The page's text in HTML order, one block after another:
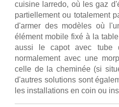
cuisine larredo, où les gaz
partiellement ou totalement
d'armer des modèles où
élément mobile fixé à la
aussi le capot avec tube
normalement avec une
celle de la cheminée (si
d'autres solutions sont
les installations en coin ou